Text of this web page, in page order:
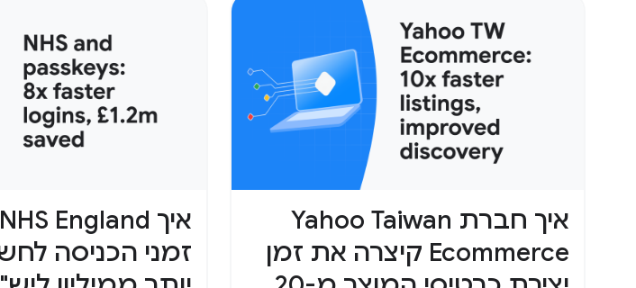
איך חברת Yahoo Taiwan
Ecommerce קיצרה את זמן
זמני הכניסה